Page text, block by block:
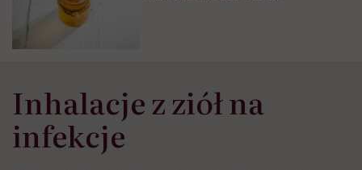
Inhalacje z ziół na
infekcje